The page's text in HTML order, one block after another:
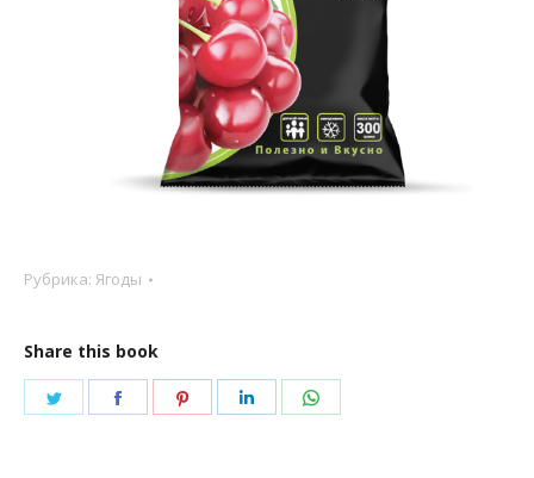
Рубрика: Ягоды
Share this book
ПоделитьсяПоделитьсяПоделитьсяПоделиться